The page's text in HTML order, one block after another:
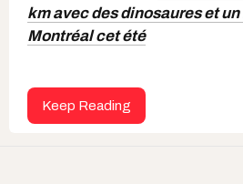
km avec des dinosaures et
Montréal cet été
Keep Reading